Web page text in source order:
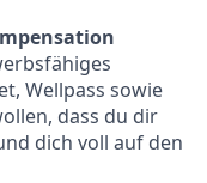
Wellpass sowie
dass du dir
dich voll auf den